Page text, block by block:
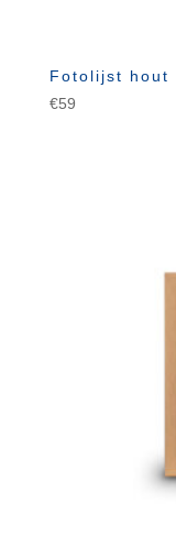
Fotolijst hout
€59